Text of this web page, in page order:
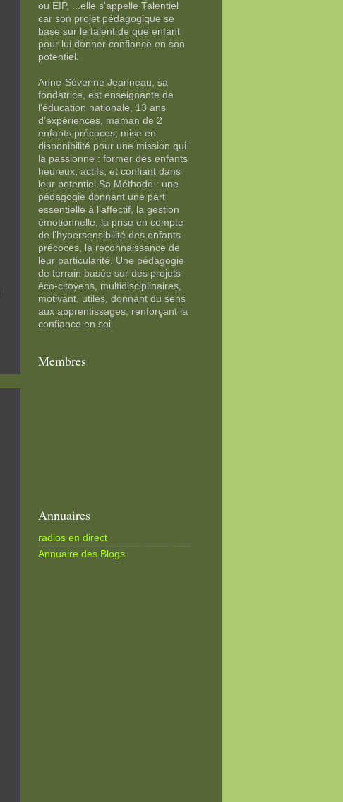
ou EIP, ...elle s'appelle Talentiel
car son projet pédagogique se
base sur le talent de que enfant
pour lui donner confiance en son
potentiel.
Anne-Séverine Jeanneau, sa
fondatrice, est enseignante de
l'éducation nationale, 13 ans
d’expériences, maman de 2
enfants précoces, mise en
disponibilité pour une mission qui
la passionne : former des enfants
heureux, actifs, et confiant dans
leur potentiel.Sa Méthode : une
pédagogie donnant une part
essentielle à l’affectif, la gestion
émotionnelle, la prise en compte
de l’hypersensibilité des enfants
précoces, la reconnaissance de
leur particularité. Une pédagogie
de terrain basée sur des projets
éco-citoyens, multidisciplinaires,
motivant, utiles, donnant du sens
aux apprentissages, renforçant la
confiance en soi.
Membres
Annuaires
radios en direct
Annuaire des Blogs